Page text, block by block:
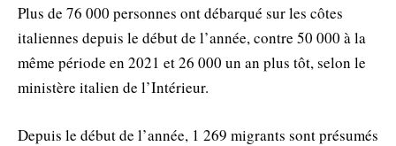
Plus de 76 000 personnes ont débarqué sur les côtes
italiennes depuis le début de l’année, contre 50 000 à la
même période en 2021 et 26 000 un an plus tôt, selon le
ministère italien de l’Intérieur.
Depuis le début de l’année, 1 269 migrants sont présumés